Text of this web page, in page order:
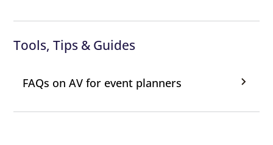
Tools, Tips & Guides
FAQs on AV for event planners